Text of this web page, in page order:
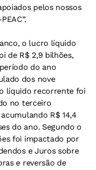
pelos nossos
o lucro líquido
de R$ 2,9 bilhões,
do ano
dos nove
líquido recorrente foi
no terceiro
R$ 14,4
do ano. Segundo o
foi impactado por
e Juros sobre
e reversão de